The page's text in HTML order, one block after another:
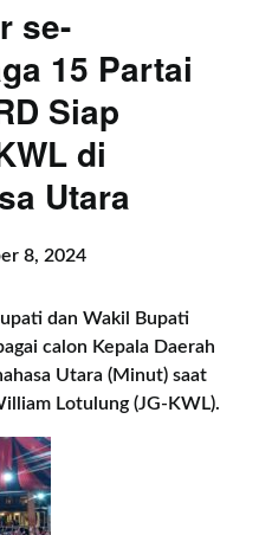
se-
15 Partai
Siap
di
Utara
8, 2024
dan Wakil Bupati
calon Kepala Daerah
Utara (Minut) saat
Lotulung (JG-KWL).